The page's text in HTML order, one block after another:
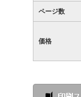
ページ数
価格